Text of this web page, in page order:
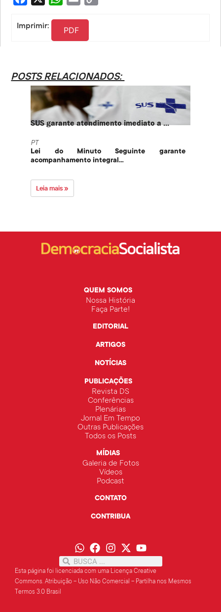
Imprimir: PDF
POSTS RELACIONADOS:
SUS garante atendimento imediato a ...
PT
Lei do Minuto Seguinte garante
acompanhamento integral...
Leia mais »
QUEM SOMOS
Nossa História
Faça Parte!
EDITORIAL
ARTIGOS
NOTÍCIAS
PUBLICAÇÕES
Revista DS
Conferências
Plenárias
Jornal Em Tempo
Outras Publicações
Todos os Posts
MÍDIAS
Galeria de Fotos
Vídeos
Podcast
CONTATO
CONTRIBUA
Esta página foi licenciada com uma Licença Creative
Commons. Atribuição – Uso Não Comercial – Partilha nos Mesmos
Termos 3.0 Brasil